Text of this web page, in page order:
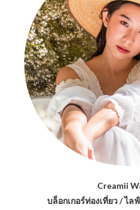
Creamii
บล็อกเกอร์ท่องเที่ยว / ไล